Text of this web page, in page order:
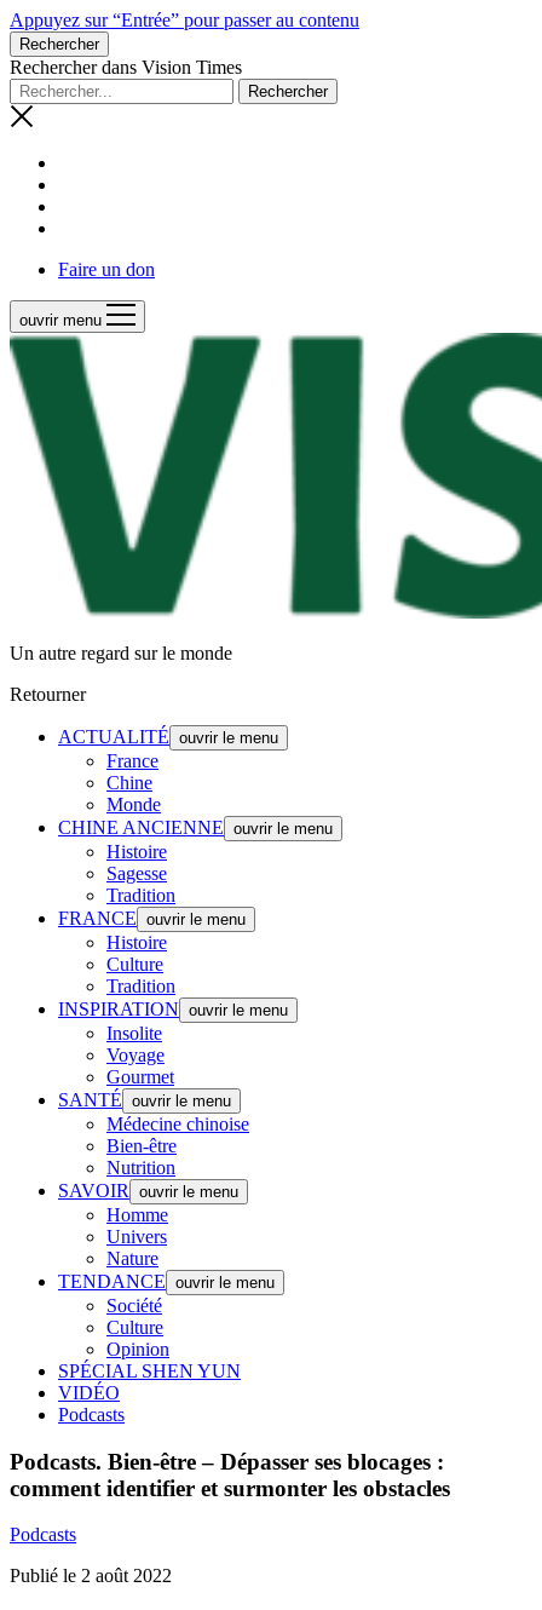
Appuyez sur “Entrée” pour passer au contenu
Rechercher
Rechercher dans Vision Times
Faire un don
ouvrir menu
Un autre regard sur le monde
Retourner
ACTUALITÉ ouvrir le menu
France
Chine
Monde
CHINE ANCIENNE ouvrir le menu
Histoire
Sagesse
Tradition
FRANCE ouvrir le menu
Histoire
Culture
Tradition
INSPIRATION ouvrir le menu
Insolite
Voyage
Gourmet
SANTÉ ouvrir le menu
Médecine chinoise
Bien-être
Nutrition
SAVOIR
ouvrir le menu
Homme
Univers
Nature
TENDANCE ouvrir le menu
Société
Culture
Opinion
SPÉCIAL SHEN YUN
VIDÉO
Podcasts
Podcasts. Bien-être – Dépasser ses blocages :
comment identifier et surmonter les obstacles
Podcasts
Publié le 2 août 2022